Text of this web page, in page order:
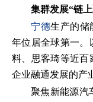
集群发展“链
宁德生产的储
年位居全球第一。
料、思客琦等近百
企业融通发展的产
聚焦新能源汽